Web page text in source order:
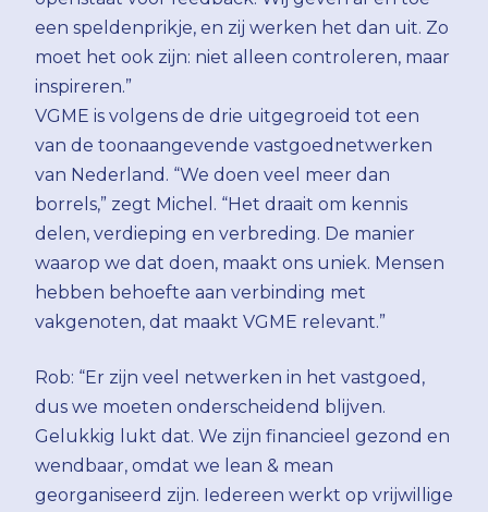
een speldenprikje, en zij werken het dan uit. Zo
moet het ook zijn: niet alleen controleren, maar
inspireren.”
VGME is volgens de drie uitgegroeid tot een
van de toonaangevende vastgoednetwerken
van Nederland. “We doen veel meer dan
borrels,” zegt Michel. “Het draait om kennis
delen, verdieping en verbreding. De manier
waarop we dat doen, maakt ons uniek. Mensen
hebben behoefte aan verbinding met
vakgenoten, dat maakt VGME relevant.”
Rob: “Er zijn veel netwerken in het vastgoed,
dus we moeten onderscheidend blijven.
Gelukkig lukt dat. We zijn financieel gezond en
wendbaar, omdat we lean & mean
georganiseerd zijn. Iedereen werkt op vrijwillige